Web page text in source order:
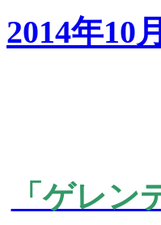
2014年
「ゲレン